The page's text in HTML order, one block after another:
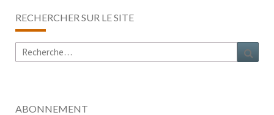
RECHERCHER SUR LE SITE
Rechercher :
ABONNEMENT